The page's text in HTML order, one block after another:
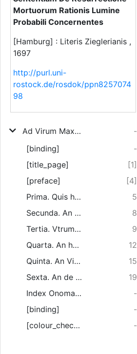
Mortuorum Rationis Lumine
Probabili Concernentes
[Hamburg] : Literis Zieglerianis ,
1697
http://purl.uni-
rostock.de/rosdok/ppn8257074
98
Ad Virum Maxime-Reverendum, atq[ue] Excellentissimum Dominum Johannem Fridericum Mayerum Doctorem Theologum, ad Div. Jac. Pastorem &c. ... Epistola Responsoria
-
[binding]
-
[title_page]
[1]
[preface]
[4]
Prima. Quis hujus sit controversiae status?
5
Secunda. An unicus, aut primus hujus sententiae sim autor?
8
Tertia. Vtrum in hac controversia Anagonistam sponte elegerim?
9
Quarta. An haec mea sententia tanti sit momenti, ut publice debuerit impugnari?
12
Quinta. An Vir Maxime-Reverendus, Dominus Doctor Mayerus ...
15
Sexta. An de Resurrectione mortuorum plane non sit disputandum ex lumine rationis ...
19
Index Onomasticus.
-
[binding]
-
[colour_checker]
-